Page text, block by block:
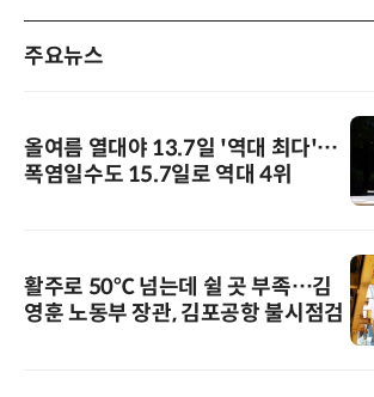
주요뉴스
올여름 열대야 13.7일 '역대 최다'…
폭염일수도 15.7일로 역대 4위
활주로 50℃ 넘는데 쉴 곳 부족…김
영훈 노동부 장관, 김포공항 불시점검